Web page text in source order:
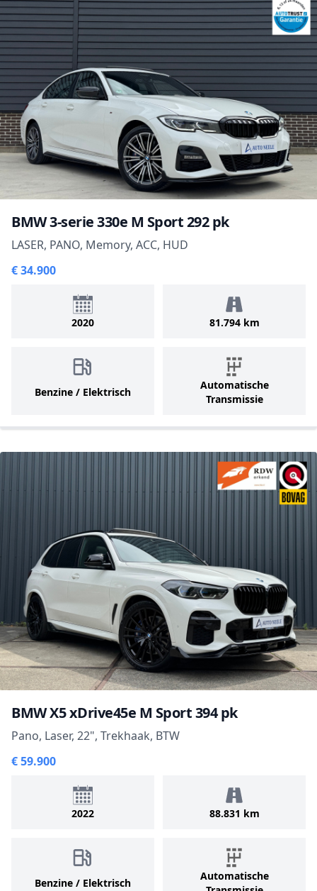
BMW 3-serie 330e M Sport 292 pk
LASER, PANO, Memory, ACC, HUD
€ 34.900
2020 81.794 km
Benzine / Elektrisch
Automatische
Transmissie
BMW X5 xDrive45e M Sport 394 pk
Pano, Laser, 22", Trekhaak, BTW
€ 59.900
2022 88.831 km
Benzine / Elektrisch
Automatische